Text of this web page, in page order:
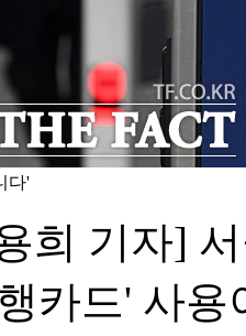
다'
희 기자]
카드' 사